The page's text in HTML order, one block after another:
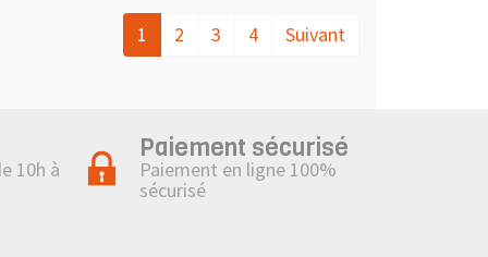
1 2 3 4 Suivant
10h à
Paiement sécurisé
Paiement en ligne 100%
sécurisé